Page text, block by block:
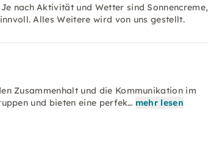
nach Aktivität und Wetter sind Sonnencreme,
Alles Weitere wird von uns gestellt.
Zusammenhalt und die Kommunikation im
und bieten eine perfek… mehr lesen